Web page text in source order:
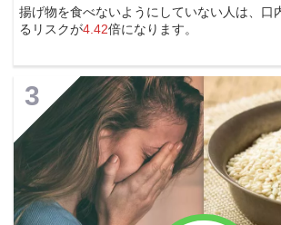
揚げ物を食べないようにしていない人は、口
るリスクが4.42倍になります。
3